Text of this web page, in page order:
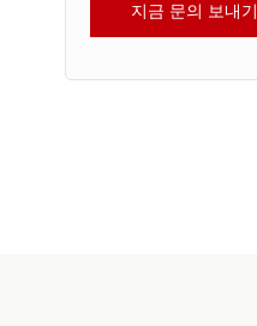
지금 문의 보내기